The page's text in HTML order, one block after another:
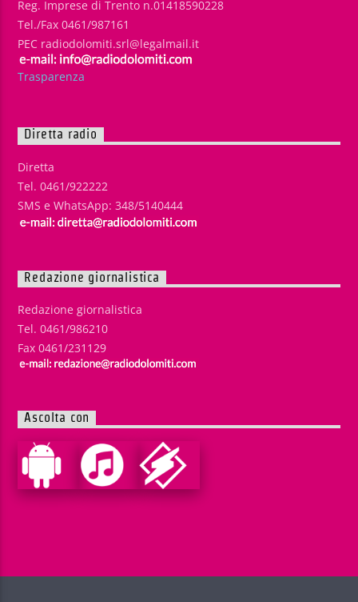
Reg. Imprese di Trento n.01418590228
Tel./Fax 0461/987161
PEC radiodolomiti.srl@legalmail.it
Trasparenza
Diretta radio
Diretta
Tel. 0461/922222
SMS e WhatsApp: 348/5140444
Redazione giornalistica
Redazione giornalistica
Tel. 0461/986210
Fax 0461/231129
Ascolta con